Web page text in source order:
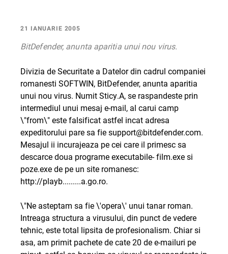
21 IANUARIE 2005
BitDefender, anunta aparitia unui nou virus.
Divizia de Securitate a Datelor din cadrul companiei
romanesti SOFTWIN, BitDefender, anunta aparitia
unui nou virus. Numit Sticy.A, se raspandeste prin
intermediul unui mesaj e-mail, al carui camp
\"from\" este falsificat astfel incat adresa
expeditorului pare sa fie support@bitdefender.com.
Mesajul ii incurajeaza pe cei care il primesc sa
descarce doua programe executabile- film.exe si
poze.exe de pe un site romanesc:
http://playb.........a.go.ro.
\"Ne asteptam sa fie \'opera\' unui tanar roman.
Intreaga structura a virusului, din punct de vedere
tehnic, este total lipsita de profesionalism. Chiar si
asa, am primit pachete de cate 20 de e-mailuri pe